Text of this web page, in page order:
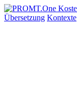
Übersetzung Kontexte